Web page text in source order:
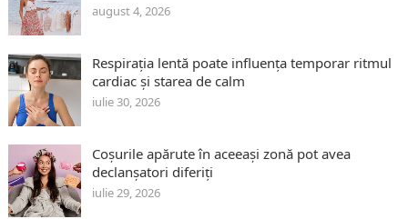
august 4, 2026
Respirația lentă poate influența temporar ritmul
cardiac și starea de calm
iulie 30, 2026
Coșurile apărute în aceeași zonă pot avea
declanșatori diferiți
iulie 29, 2026